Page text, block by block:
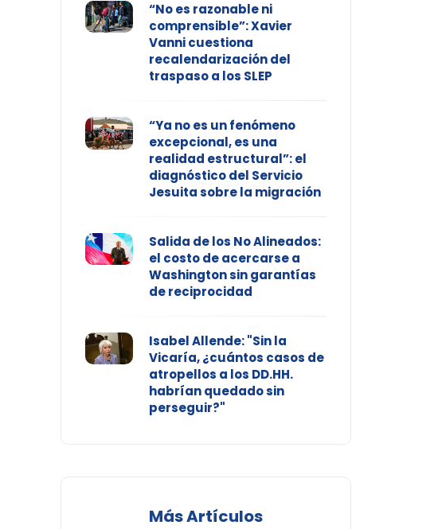
“No es razonable ni
comprensible”: Xavier
Vanni cuestiona
recalendarización del
traspaso a los SLEP
“Ya no es un fenómeno
excepcional, es una
realidad estructural”: el
diagnóstico del Servicio
Jesuita sobre la migración
Salida de los No Alineados:
el costo de acercarse a
Washington sin garantías
de reciprocidad
Isabel Allende: "Sin la
Vicaría, ¿cuántos casos de
atropellos a los DD.HH.
habrían quedado sin
perseguir?"
Más Artículos